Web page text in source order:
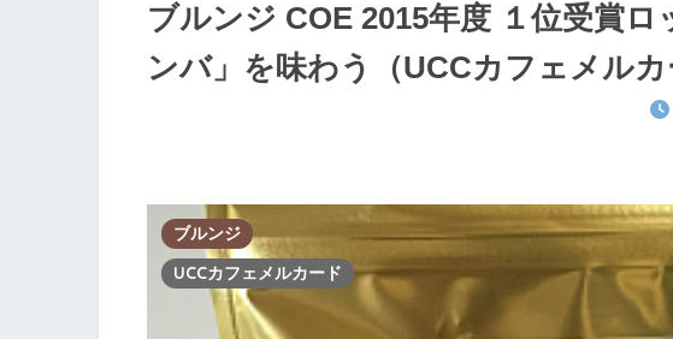
ブルンジ COE 2015年度 １位受賞
ンバ」を味わう（UCCカフェメルカ
ブルンジ
UCCカフェメルカード